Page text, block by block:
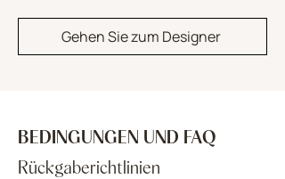
Gehen Sie zum Designer
BEDINGUNGEN UND FAQ
Rückgaberichtlinien